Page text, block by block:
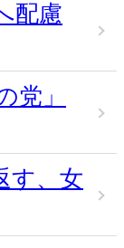
配慮
党」
す、女